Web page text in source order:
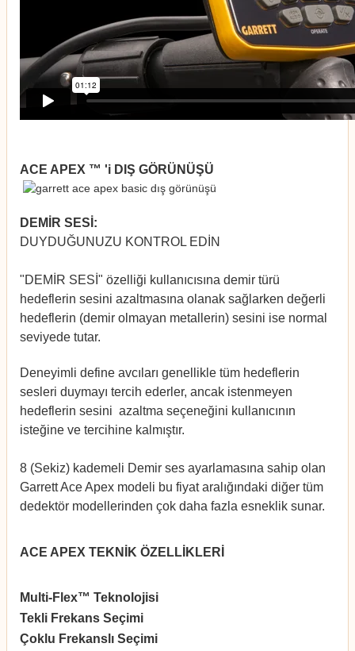
ACE APEX ™ 'i DIŞ GÖRÜNÜŞÜ
DEMİR SESİ:
DUYDUĞUNUZU KONTROL EDİN
"DEMİR SESİ" özelliği kullanıcısına demir türü
hedeflerin sesini azaltmasına olanak sağlarken değerli
hedeflerin (demir olmayan metallerin) sesini ise normal
seviyede tutar.
Deneyimli define avcıları genellikle tüm hedeflerin
sesleri duymayı tercih ederler, ancak istenmeyen
hedeflerin sesini azaltma seçeneğini kullanıcının
isteğine ve tercihine kalmıştır.
8 (Sekiz) kademeli Demir ses ayarlamasına sahip olan
Garrett Ace Apex modeli bu fiyat aralığındaki diğer tüm
dedektör modellerinden çok daha fazla esneklik sunar.
ACE APEX TEKNİK ÖZELLİKLERİ
Multi-Flex™ Teknolojisi
Tekli Frekans Seçimi
Çoklu Frekanslı Seçimi